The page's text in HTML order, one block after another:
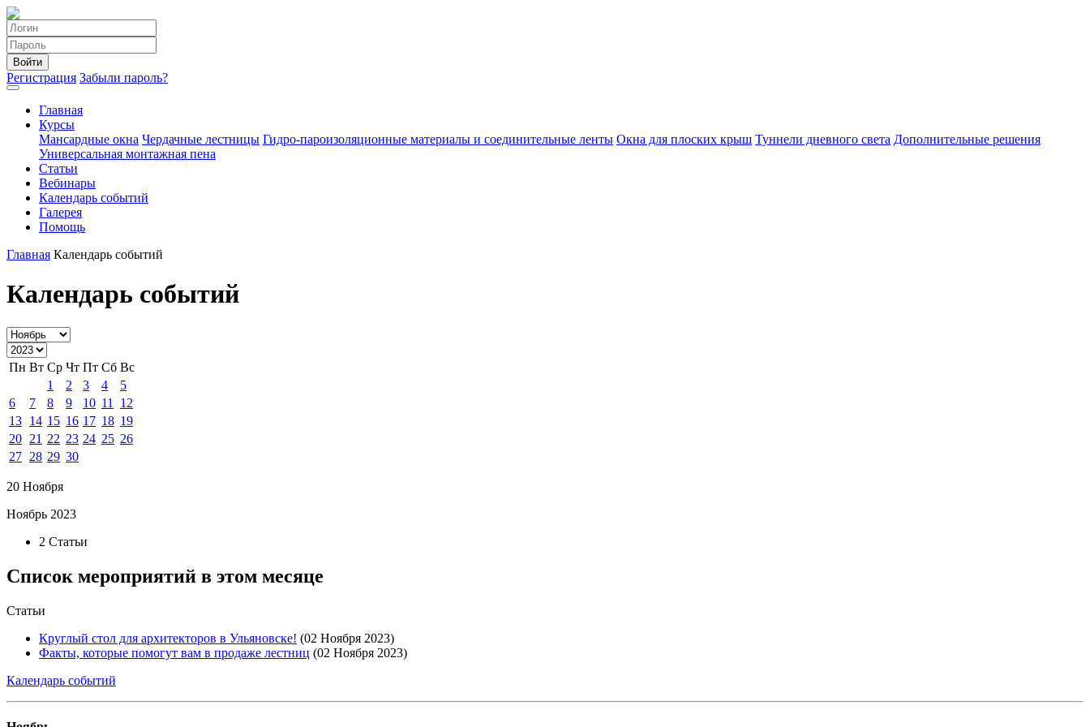
Войти
Регистрация Забыли пароль?
Главная
Курсы
Мансардные окна Чердачные лестницы Гидро-пароизоляционные материалы и соединительные ленты Окна для плоских крыш Туннели дневного света Дополнительные решения
Универсальная монтажная пена
Статьи
Вебинары
Календарь событий
Галерея
Помощь
Главная Календарь событий
Календарь событий
Пн Вт Ср Чт Пт Сб Вс
1
2 3 4
5
6
7 8 9 10 11
12
13 14 15 16 17 18 19
20 21 22 23 24 25 26
27 28 29 30
20 Ноября
Ноябрь 2023
2 Статьи
Список мероприятий в этом месяце
Статьи
Круглый стол для архитекторов в Ульяновске! (02 Ноября 2023)
Факты, которые помогут вам в продаже лестниц (02 Ноября 2023)
Календарь событий